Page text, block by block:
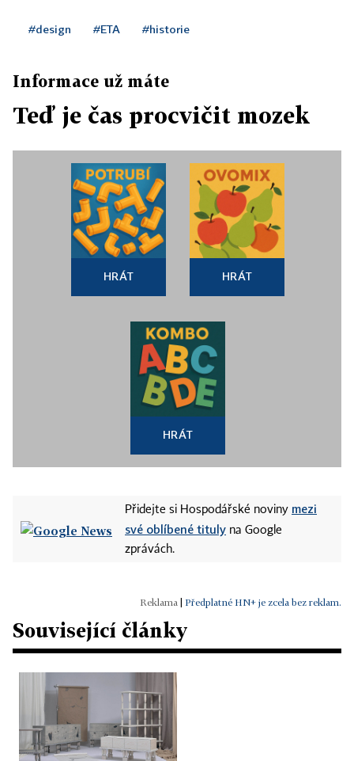
#design #ETA #historie
Informace už máte
Teď je čas procvičit mozek
HRÁT HRÁT
HRÁT
Přidejte si Hospodářské noviny mezi
své oblíbené tituly na Google
zprávách.
Předplatné HN+ je zcela bez reklam.
Související články